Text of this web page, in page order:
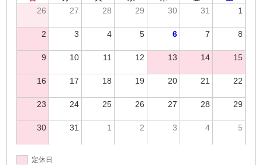
26 27 28 29 30 31 1
2 3 4 5 6 7 8
9 10 11 12 13 14 15
16 17 18 19 20 21 22
23 24 25 26 27 28 29
30 31 1 2 3 4 5
定休日